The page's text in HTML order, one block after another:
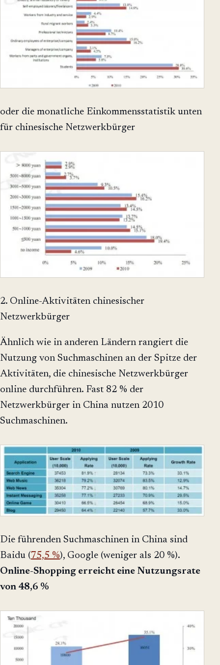
oder die monatliche Einkommensstatistik unten
für chinesische Netzwerkbürger
2. Online-Aktivitäten chinesischer
Netzwerkbürger
Ähnlich wie in anderen Ländern rangiert die
Nutzung von Suchmaschinen an der Spitze der
Aktivitäten, die chinesische Netzwerkbürger
online durchführen. Fast 82 % der
Netzwerkbürger in China nutzen 2010
Suchmaschinen.
Die führenden Suchmaschinen in China sind
Baidu (75,5 %), Google (weniger als 20 %).
Online-Shopping erreicht eine Nutzungsrate
von 48,6 %